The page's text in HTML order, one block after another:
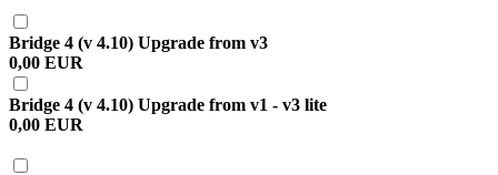
Bridge 4 (v 4.10) Upgrade from v3
0,00 EUR
Bridge 4 (v 4.10) Upgrade from v1 - v3 lite
0,00 EUR